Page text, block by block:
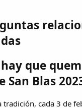
que
San Blas
tradición, cada 3 de